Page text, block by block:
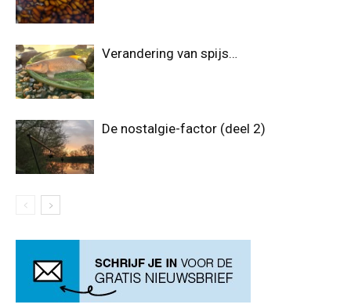
Verandering van spijs…
De nostalgie-factor (deel 2)